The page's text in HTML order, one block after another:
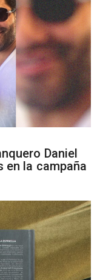
Daniel
en la campaña